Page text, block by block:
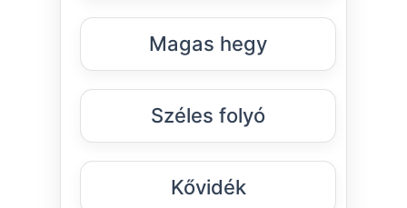
Magas hegy
Széles folyó
Kővidék